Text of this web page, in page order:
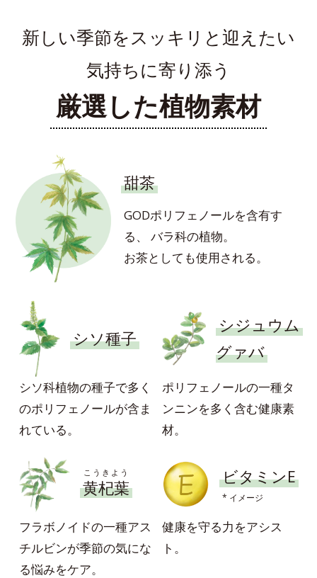
新しい季節をスッキリと迎えたい
気持ちに寄り添う
厳選した植物素材
甜茶
GODポリフェノールを含有す
る、
バラ科の植物。
お茶としても使用される。
シソ種子
シソ科植物の種⼦で多く
のポリフェノールが含ま
れている。
シジュウム
グァバ
ポリフェノールの一種タ
ンニンを多く含む健康素
材。
黄杞葉
こうきよう
フラボノイドの一種アス
チルビンが季節の気にな
る悩みをケア。
ビタミンE
* イメージ
健康を守る力をアシス
ト。